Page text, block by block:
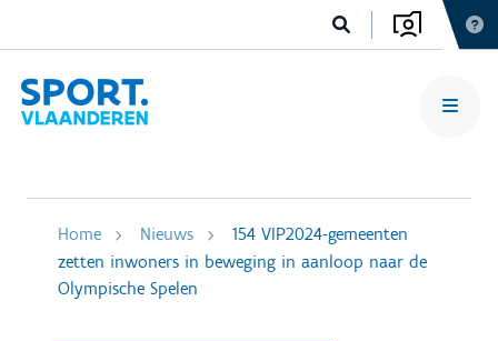
Home Nieuws
154 VIP2024-gemeenten
zetten inwoners in beweging in aanloop naar de
Olympische Spelen